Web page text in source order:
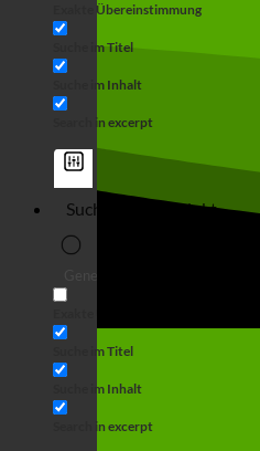
Exakte Übereinstimmung
Suche im Titel
Suche im Inhalt
Search in excerpt
Suche im Titel
Suche im Inhalt
Search in excerpt